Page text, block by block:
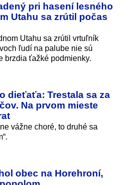
pri hasení lesného
Utahu sa zrútil počas
Utahu sa zrútil vrtuľník
ľudí na palube nie sú
brzdia ťažké podmienky.
dieťaťa: Trestala sa za
Na prvom mieste
vážne choré, to druhé sa
obec na Horehroní,